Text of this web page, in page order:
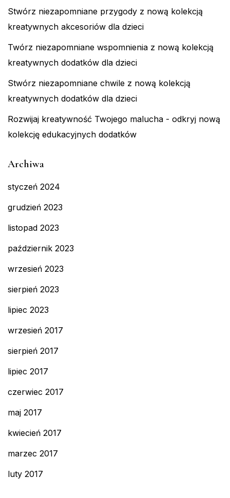
Stwórz niezapomniane przygody z nową kolekcją
kreatywnych akcesoriów dla dzieci
Twórz niezapomniane wspomnienia z nową kolekcją
kreatywnych dodatków dla dzieci
Stwórz niezapomniane chwile z nową kolekcją
kreatywnych dodatków dla dzieci
Rozwijaj kreatywność Twojego malucha - odkryj nową
kolekcję edukacyjnych dodatków
Archiwa
styczeń 2024
grudzień 2023
listopad 2023
październik 2023
wrzesień 2023
sierpień 2023
lipiec 2023
wrzesień 2017
sierpień 2017
lipiec 2017
czerwiec 2017
maj 2017
kwiecień 2017
marzec 2017
luty 2017